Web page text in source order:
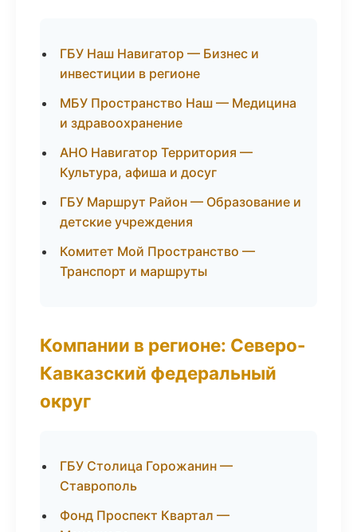
ГБУ Наш Навигатор — Бизнес и
инвестиции в регионе
МБУ Пространство Наш — Медицина
и здравоохранение
АНО Навигатор Территория —
Культура, афиша и досуг
ГБУ Маршрут Район — Образование и
детские учреждения
Комитет Мой Пространство —
Транспорт и маршруты
Компании в регионе: Северо-
Кавказский федеральный
округ
ГБУ Столица Горожанин —
Ставрополь
Фонд Проспект Квартал —